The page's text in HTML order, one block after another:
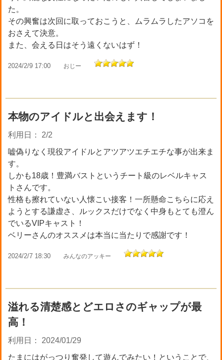
た。
その興奮は次回に取っておこうと、ムラムラしたアソコを
おさえて決意。
また、会える日はそう遠くないはず！
2024/2/9 17:00 おじー
本物のアイドルと出会えます！
利用日： 2/2
嘘偽りなく現役アイドルとアツアツエチエチな事が出来ま
す。
しかも18歳！豊満バストというチート級のレベルキャス
トさんです。
性格も擦れていない人懐こい接客！一所懸命こちらに応え
ようとする謙虚さ、ルックスだけでなく中身もとても澄ん
でいるVIPキャスト！
ベリーさんのオススメは本当に当たりで感謝です！
2024/2/7 18:30 みんなのアッキー
溢れる清楚感とどエロさのギャップが最
高！
利用日： 2024/01/29
たまにはがっつり奮発して遊んでみたい！ということで、